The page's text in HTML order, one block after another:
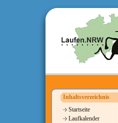
Inhaltsverzeichnis
Startseite
Laufkalender